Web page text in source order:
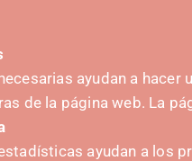
ayudan a
de la página web. La
ayudan a los